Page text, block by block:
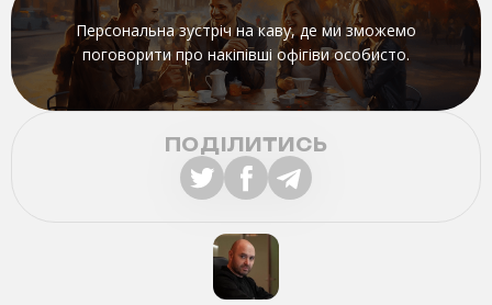
Персональна зустріч на каву, де ми зможемо
поговорити про накіпівші офігіви особисто.
ПОДІЛИТИСЬ